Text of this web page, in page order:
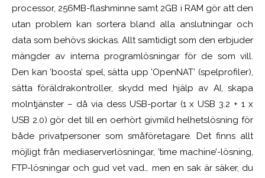
processor, 256MB-flashminne samt 2GB i RAM gör att den
utan problem kan sortera bland alla anslutningar och
data som behövs skickas. Allt samtidigt som den erbjuder
mängder av interna programlösningar för de som vill.
Den kan ’boosta’ spel, sätta upp ’OpenNAT’ (spelprofiler),
sätta föräldrakontroller, skydd med hjälp av AI, skapa
molntjänster – då via dess USB-portar (1 x USB 3.2 + 1 x
USB 2.0) gör det till en oerhört givmild helhetslösning för
både privatpersoner som småföretagare. Det finns allt
möjligt från mediaserverlösningar, ’time machine’-lösning,
FTP-lösningar och gud vet vad… men en sak är säker, du